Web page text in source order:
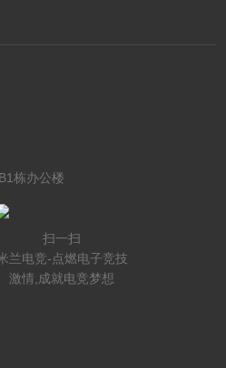
栋办公楼
扫一扫
兰电竞-点燃电子竞技
激情,成就电竞梦想